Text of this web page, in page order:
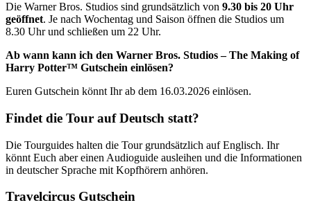
Die Warner Bros. Studios sind grundsätzlich von 9.30 bis 20 Uhr
geöffnet. Je nach Wochentag und Saison öffnen die Studios um
8.30 Uhr und schließen um 22 Uhr.
Ab wann kann ich den Warner Bros. Studios – The Making of
Harry Potter™ Gutschein einlösen?
Euren Gutschein könnt Ihr ab dem 16.03.2026 einlösen.
Findet die Tour auf Deutsch statt?
Die Tourguides halten die Tour grundsätzlich auf Englisch. Ihr
könnt Euch aber einen Audioguide ausleihen und die Informationen
in deutscher Sprache mit Kopfhörern anhören.
Travelcircus Gutschein